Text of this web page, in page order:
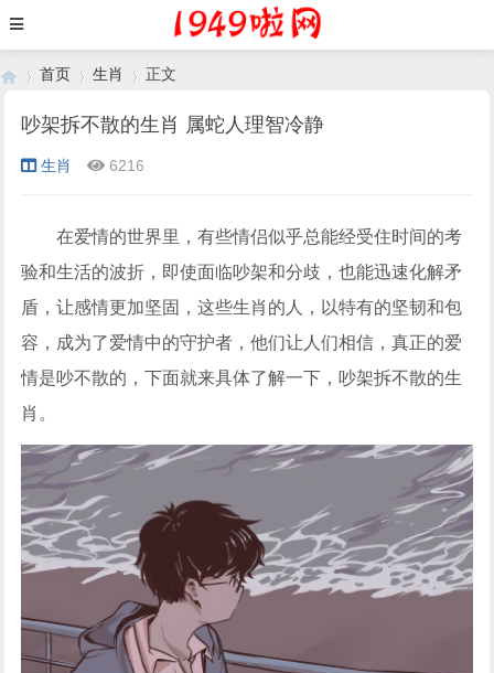
›
首页 生肖
›
正文
吵架拆不散的生肖 属蛇人理智冷静
生肖 6216
在爱情的世界里，有些情侣似乎总能经受住时间的考
验和生活的波折，即使面临吵架和分歧，也能迅速化解矛
盾，让感情更加坚固，这些生肖的人，以特有的坚韧和包
容，成为了爱情中的守护者，他们让人们相信，真正的爱
情是吵不散的，下面就来具体了解一下，吵架拆不散的生
肖。